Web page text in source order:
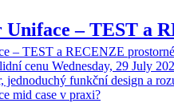
Uniface – TEST a
– TEST a RECENZE
cenu Wednesday, 29 July
jednoduchý funkční design a
mid case v praxi?